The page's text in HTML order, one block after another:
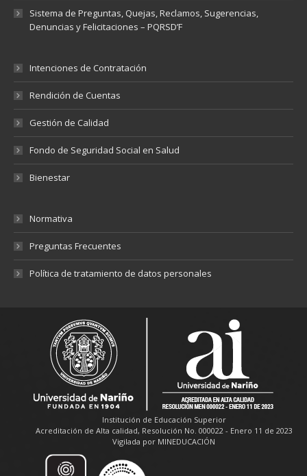
Sistema de Preguntas, Quejas, Reclamos, Sugerencias,
Denuncias y Felicitaciones – PQRSD’F
Intenciones de Contratación
Rendición de Cuentas
Gestión de Calidad
Fondo de Seguridad Social en Salud
Bienestar
Normativa
Preguntas Frecuentes
Política de tratamiento de datos personales
Institución de Educación Superior
Acreditación de Alta calidad, Resolución No. 000022 - Enero 11 de 2023
Vigilada por MINEDUCACIÓN